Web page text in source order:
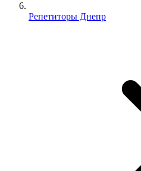
Репетиторы Днепр